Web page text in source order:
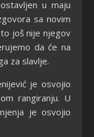
u maju
sa novim
još nije njegov
da će na
za slavlje.
je osvojio
rangiranju. U
je osvojio